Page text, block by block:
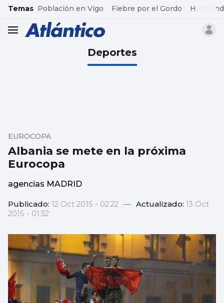
common.go-to-content
Temas Población en Vigo Fiebre por el Gordo
header.menu.open
Deportes
Albania se mete en la próxima
Eurocopa
EUROCOPA
agencias MADRID
Publicado: 12 Oct 2015 - 02:22 — Actualizado: 13 Oct
2015 - 01:32